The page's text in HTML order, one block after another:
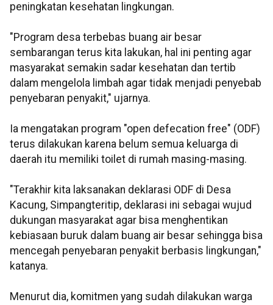
peningkatan kesehatan lingkungan.
"Program desa terbebas buang air besar
sembarangan terus kita lakukan, hal ini penting agar
masyarakat semakin sadar kesehatan dan tertib
dalam mengelola limbah agar tidak menjadi penyebab
penyebaran penyakit," ujarnya.
Ia mengatakan program "open defecation free" (ODF)
terus dilakukan karena belum semua keluarga di
daerah itu memiliki toilet di rumah masing-masing.
"Terakhir kita laksanakan deklarasi ODF di Desa
Kacung, Simpangteritip, deklarasi ini sebagai wujud
dukungan masyarakat agar bisa menghentikan
kebiasaan buruk dalam buang air besar sehingga bisa
mencegah penyebaran penyakit berbasis lingkungan,"
katanya.
Menurut dia, komitmen yang sudah dilakukan warga